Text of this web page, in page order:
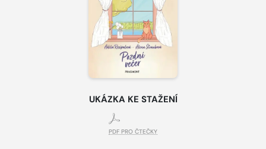
UKÁZKA KE STAŽENÍ
PDF PRO ČTEČKY